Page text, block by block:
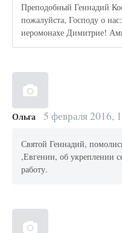
Преподобный Геннадий
пожалуйста, Господу о
иеромонахе Димитрие!
Ольга 5 февраля 2016,
Святой Геннадий,
,Евгении, об укреплении
работу.